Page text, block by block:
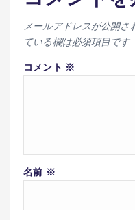
メールアドレスが公開さ
ている欄は必須項目です
コメント ※
名前 ※